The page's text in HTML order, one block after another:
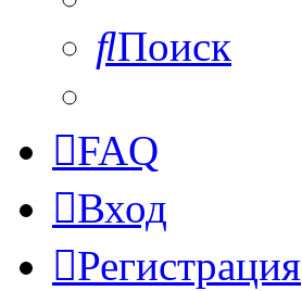
Поиск
FAQ
Вход
Регистрация